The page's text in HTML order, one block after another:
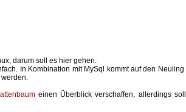
darum soll es hier gehen.
In Kombination mit MySql kommt auf den
einen Überblick verschaffen, allerdings